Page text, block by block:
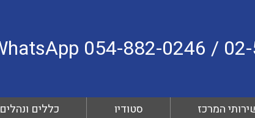
02-
המרכז סטודיו כללים ונהלים